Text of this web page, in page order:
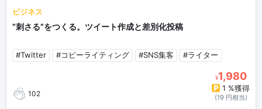
ビジネス
”刺さる”をつくる。ツイート作成と差別化投稿
#Twitter #コピーライティング #SNS集客 #ライター
102
¥1,980
1 %獲得
(19 円相当)